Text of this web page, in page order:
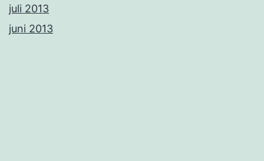
juli 2013
juni 2013